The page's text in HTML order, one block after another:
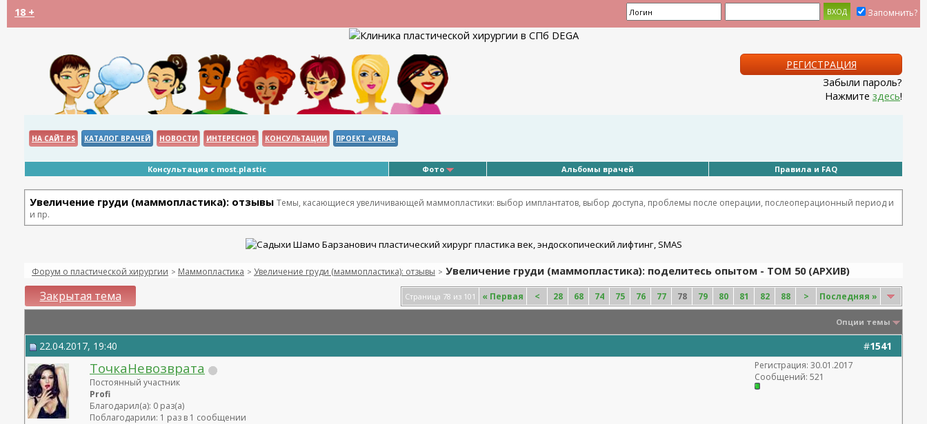
18 + Запомнить?
РЕГИСТРАЦИЯ
Забыли пароль?
Нажмите здесь!
НА САЙТ PS КАТАЛОГ ВРАЧЕЙ НОВОСТИ ИНТЕРЕСНОЕ КОНСУЛЬТАЦИИ ПРОЕКТ «VERA»
Консультация с most.plastic Фото Альбомы врачей Правила и FAQ
Увеличение груди (маммопластика): отзывы Темы, касающиеся увеличивающей маммопластики: выбор имплантатов, выбор доступа, проблемы после операции, послеоперационный период и
и пр.
Форум о пластической хирургии > Маммопластика > Увеличение груди (маммопластика): отзывы > Увеличение груди (маммопластика): поделитесь опытом - ТОМ 50 (АРХИВ)
Закрытая тема Страница 78 из 101 « Первая < 28 68 74 75 76 77 78 79 80 81 82 88 > Последняя »
Опции темы
#1541
22.04.2017, 19:40
ТочкаНевозврата
Постоянный участник
Profi
Благодарил(а): 0 раз(а)
Поблагодарили: 1 раз в 1 сообщении
Регистрация: 30.01.2017
Сообщений: 521